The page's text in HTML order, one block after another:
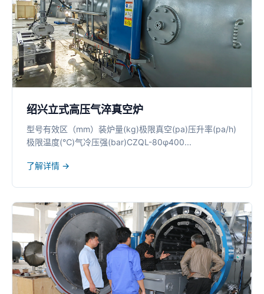
绍兴立式高压气淬真空炉
型号有效区（mm）装炉量(kg)极限真空(pa)压升率(pa/h)
极限温度(℃)气冷压强(bar)CZQL-80φ400...
了解详情 →